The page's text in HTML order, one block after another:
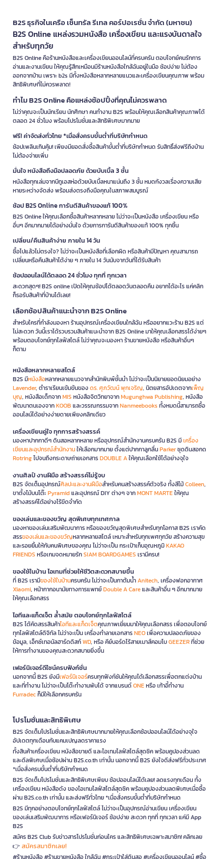
B2S ธุรกิจในเครือ เซ็นทรัล รีเทล คอร์ปอเรชั่น จำกัด (มหาชน)
B2S Online แหล่งรวมหนังสือ เครื่องเขียน และแรงบันดาลใจ
สำหรับทุกวัย
B2S Online คือร้านหนังสือและเครื่องเขียนออนไลน์ที่ครบครัน ตอบโจทย์คนรักการ
อ่านและงานเขียน ให้คุณรู้สึกเหมือนมีร้านหนังสือใกล้ฉันอยู่ในมือ ช้อปง่าย ไม่ต้อง
ออกจากบ้าน เพราะ b2s มีทั้งหนังสือหลากหลายแนวและเครื่องเขียนคุณภาพ พร้อม
สิทธิพิเศษที่ไม่ควรพลาด!
ทำไม B2S Online คือแหล่งช้อปปิ้งที่คุณไม่ควรพลาด
ไม่ว่าคุณจะเป็นนักเรียน นักศึกษา คนทำงาน B2S พร้อมให้คุณเลือกสินค้าคุณภาพได้
ตลอด 24 ชั่วโมง พร้อมโปรโมชั่นและสิทธิพิเศษมากมาย
ฟรี! ค่าจัดส่งทั่วไทย *เมื่อสั่งครบขั้นต่ำที่บริษัทกำหนด
ช้อปเพลินเกินคุ้ม! เพียงมียอดสั่งซื้อสินค้าขั้นต่ำที่บริษัทกำหนด รับสิทธิ์ส่งฟรีถึงบ้าน
ไม่ต้องจ่ายเพิ่ม
มั่นใจ หนังสือถึงมือปลอดภัย ด้วยบับเบิ้ล 3 ชั้น
หนังสือทุกเล่มจากบีทูเอสห่อด้วยบับเบิ้ลหนาแน่นถึง 3 ชั้น หมดกังวลเรื่องความเสีย
หายระหว่างจัดส่ง พร้อมส่งตรงถึงมือคุณในสภาพสมบูรณ์
ช้อป B2S Online การันตีสินค้าของแท้ 100%
B2S Online ให้คุณเลือกซื้อสินค้าหลากหลาย ไม่ว่าจะเป็นหนังสือ เครื่องเขียน หรือ
อื่นๆ อีกมากมายได้อย่างมั่นใจ ด้วยการการันตีสินค้าของแท้ 100% ทุกชิ้น
เปลี่ยน/คืนสินค้าง่าย ภายใน 14 วัน
ซื้อไปแล้วไม่ตรงใจ? ไม่ว่าจะเป็นหนังสือที่เลือกผิด หรือสินค้ามีปัญหา คุณสามารถ
เปลี่ยนหรือคืนสินค้าได้ง่าย ๆ ภายใน 14 วันนับจากวันที่ได้รับสินค้า
ช้อปออนไลน์ได้ตลอด 24 ชั่วโมง ทุกที่ ทุกเวลา
สะดวกสุดๆ! B2S online เปิดให้คุณช้อปได้ตลอดวันตลอดคืน อยากได้อะไร แค่คลิก
ก็รอรับสินค้าที่บ้านได้เลย!
เลือกช้อปสินค้าแนะนำจาก B2S Online
สำหรับใครที่กำลังมองหา ร้านอุปกรณ์เครื่องเขียนใกล้ฉัน หรืออยากแวะร้าน B2S แต่
ไม่สะดวก วันนี้เราได้รวบรวมสินค้าแนะนำจาก B2S Online มาให้คุณเลือกสรรได้ง่ายๆ
พร้อมตอบโจทย์ทุกไลฟ์สไตล์ ไม่ว่าคุณจะมองหา ร้านขายหนังสือ หรือสินค้าอื่นๆ
ก็ตาม
หนังสือหลากหลายสไตล์
B2S มีหนังสือหลากหลายแนวจากสำนักพิมพ์ชั้นนำ ไม่ว่าจะเป็นนิยายยอดนิยมอย่าง
Lavender, ตำราเรียนเข้มข้นของดร. ศุภวัฒน์ พุกเจริญ, นิตยสารอัปเดตจากเพ็ญ
บุญ, หนังสือเด็กจากMIS หนังสือจิตวิทยาจากMugunghwa Publishing, หนังสือ
พัฒนาตนเองจากKOOB และวรรณกรรมจากNanmeebooks ทั้งหมดนี้สามารถซื้อ
ออนไลน์ได้อย่างง่ายดายเพียงคลิกเดียว
เครื่องเขียนคู่ใจ ทุกการสร้างสรรค์
มองหาปากกาดีๆ ดินสอหลากหลาย หรืออุปกรณ์สำนักงานครบครัน B2S มีเครื่อง
เขียนและอุปกรณ์สำนักงานให้เลือกมากมาย ตั้งแต่ปากกาลูกลื่นParkerชุดดินสอกด
Rotringไปจนถึงกระดาษถ่ายเอกสารDOUBLE Aให้คุณเลือกใช้ได้อย่างจุใจ
งานศิลป์ งานฝีมือ สร้างสรรค์ไม่รู้จบ
B2S จัดเต็มอุปกรณ์ศิลปะและงานฝีมือสำหรับคนสร้างสรรค์ตัวจริง ทั้งสีไม้Colleen,
ขาตั้งไม้บนโต๊ะPyramidและอุปกรณ์ DIY ต่างๆ จากMONT MARTEให้คุณ
สร้างสรรค์ได้อย่างไร้ขีดจำกัด
ของเล่นและของขวัญ สุดพิเศษทุกเทศกาล
มองหาของเล่นเสริมพัฒนาการ หรือของขวัญสุดพิเศษสำหรับทุกโอกาส B2S เราคัด
สรรของเล่นและของขวัญหลากหลายสไตล์ เหมาะสำหรับทุกเพศทุกวัย สร้างความสุข
และรอยยิ้มให้กับคนพิเศษของคุณ ไม่ว่าจะเป็น กระเป๋าเก็บอุณหภูมิKAKAO
FRIENDS หรือเกมจดหมายรักSIAM BOARDGAMES เรามีครบ!
ของใช้ในบ้าน ไอเทมที่ช่วยให้ชีวิตสะดวกสบายขึ้น
ที่ B2S เรามีของใช้ในบ้านครบครัน ไม่ว่าจะเป็นกาต้มน้ำAnitech, เครื่องฟอกอากาศ
Xiaomi, หน้ากากอนามัยทางการแพทย์Double A Careและสินค้าอื่น ๆ อีกมากมาย
ให้คุณเลือกสรร
ไอทีและแก็ดเจ็ต ล้ำสมัย ตอบโจทย์ทุกไลฟ์สไตล์
B2S ได้คัดสรรสินค้าไอทีและแก็ดเจ็ตคุณภาพเยี่ยมมาให้คุณเลือกสรร เพื่อตอบโจทย์
ทุกไลฟ์สไตล์ดิจิทัล ไม่ว่าจะเป็น เครื่องทำลายเอกสารNEOเพื่อความปลอดภัยของ
ข้อมูล, เอ็กซ์เทอนัลฮาร์ดดิสก์WD, หรือ คีย์บอร์ดไร้สายเมาส์คอมโบGEEZERที่ช่วย
ให้การทำงานของคุณสะดวกสบายยิ่งขึ้น
เฟอร์นิเจอร์ดีไซน์ครบฟังก์ชั่น
นอกจากนี้ B2S ยังมีเฟอร์นิเจอร์ครบทุกฟังก์ชันให้คุณได้เลือกสรรเพื่อตกแต่งบ้าน
และที่ทำงาน ไม่ว่าจะเป็นโต๊ะทำงานพับได้ จากแบรนด์ONEหรือ เก้าอี้ทำงาน
Furradecก็มีให้เลือกครบครัน
โปรโมชั่นและสิทธิพิเศษ
B2S จัดเต็มโปรโมชั่นและสิทธิพิเศษมากมายให้คุณเลือกช้อปออนไลน์ได้อย่างจุใจ
อัปเดตทุกเดือนกับแคมเปญลดราคาแรง
ทั้งสินค้าเครื่องเขียน หนังสือขายดี และไอเทมไลฟ์สไตล์สุดชิค พร้อมคูปองส่วนลด
และดีลพิเศษเมื่อช้อปผ่าน B2S.co.th เท่านั้น นอกจากนี้ B2S ยังใจดีส่งฟรีทั่วประเทศ
*เมื่อสั่งครบขั้นต่ำที่บริษัทกำหนด
B2S จัดเต็มโปรโมชั่นและสิทธิพิเศษเพียบ ช้อปออนไลน์ได้เลย! ลดแรงทุกเดือน ทั้ง
เครื่องเขียน หนังสือดัง ของไอเทมไลฟ์สไตล์สุดชิค พร้อมคูปองส่วนลดพิเศษเมื่อซื้อ
ผ่าน B2S.co.th เท่านั้น และส่งฟรีทั่วไทย *เมื่อสั่งครบขั้นต่ำที่บริษัทกำหนด
B2S มีทุกอย่างตอบโจทย์ทุกไลฟ์สไตล์ ไม่ว่าจะเป็นอุปกรณ์อ่านเขียน เครื่องเขียน
ของเล่นเสริมพัฒนาการ หรือเฟอร์นิเจอร์ ช้อปง่าย สะดวก ทุกที่ ทุกเวลา แค่มี App
B2S
สมัคร B2S Club รับข่าวสารโปรโมชั่นก่อนใคร และสิทธิพิเศษเฉพาะสมาชิก! คลิกเลย
👉 สมัครสมาชิกเลย!
#ร้านหนังสือ #ร้านขายหนังสือ ใกล้ฉัน #กระเป๋าใส่ดินสอ #เครื่องเขียนออนไลน์ #ซื้อ